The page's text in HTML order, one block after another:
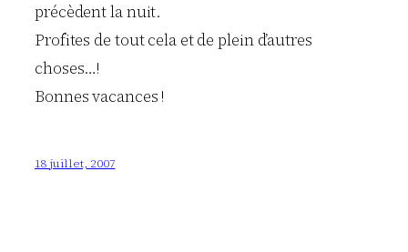
précèdent la nuit.
Profites de tout cela et de plein d’autres
choses…!
Bonnes vacances !
18 juillet, 2007